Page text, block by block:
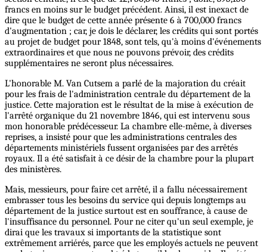
francs en moins sur le budget précédent. Ainsi, il est inexact de
dire que le budget de cette année présente 6 à 700,000 francs
d'augmentation ; car, je dois le déclarer, les crédits qui sont portés
au projet de budget pour 1848, sont tels, qu'à moins d'événements
extraordinaires et que nous ne pouvons prévoir, des crédits
supplémentaires ne seront plus nécessaires.
L'honorable M. Van Cutsem a parlé de la majoration du créait
pour les frais de l'administration centrale du département de la
justice. Cette majoration est le résultat de la mise à exécution de
l'arrêté organique du 21 novembre 1846, qui est intervenu sous
mon honorable prédécesseur. La chambre elle-même, à diverses
reprises, a insisté pour que les administrations centrales des
départements ministériels fussent organisées par des arrêtés
royaux. Il a été satisfait à ce désir de la chambre pour la plupart
des ministères.
Mais, messieurs, pour faire cet arrêté, il a fallu nécessairement
embrasser tous les besoins du service qui depuis longtemps au
département de la justice surtout est en souffrance, à cause de
l'insuffisance du personnel. Pour ne citer qu'un seul exemple, je
dirai que les travaux si importants de la statistique sont
extrêmement arriérés, parce que les employés actuels ne peuvent